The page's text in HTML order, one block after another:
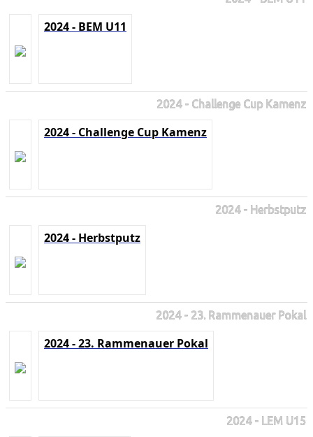
2024 - BEM U11
2024 - Challenge Cup Kamenz
2024 - Challenge Cup Kamenz
2024 - Herbstputz
2024 - Herbstputz
2024 - 23. Rammenauer Pokal
2024 - 23. Rammenauer Pokal
2024 - LEM U15